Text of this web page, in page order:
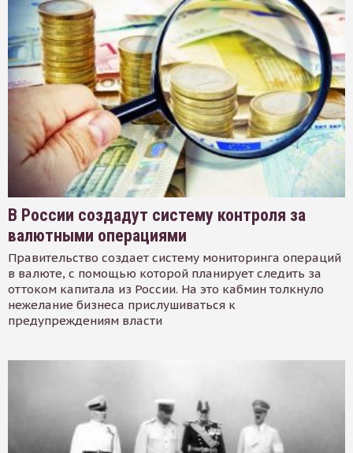
В России создадут систему контроля за
валютными операциями
Правительство создает систему мониторинга операций
в валюте, с помощью которой планирует следить за
оттоком капитала из России. На это кабмин толкнуло
нежелание бизнеса прислушиваться к
предупреждениям власти